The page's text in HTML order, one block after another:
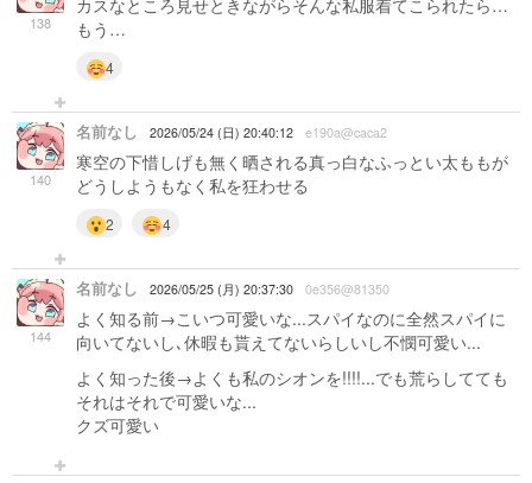
138
カスなところ見せときながらそんな私服着てこられたら…
もう…
4
140
名前なし 2026/05/24 (日) 20:40:12 e190a@caca2
寒空の下惜しげも無く晒される真っ白なふっとい太ももが
どうしようもなく私を狂わせる
2 4
144
名前なし 2026/05/25 (月) 20:37:30 0e356@81350
よく知る前→こいつ可愛いな...スパイなのに全然スパイに
向いてないし､休暇も貰えてないらしいし不憫可愛い...
よく知った後→よくも私のシオンを!!!!...でも荒らしてても
それはそれで可愛いな...
クズ可愛い